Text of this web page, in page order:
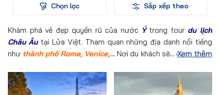
Chọn lọc Sắp xếp theo
Khám phá vẻ đẹp quyến rũ của nước Ýtrong tour du lịch
Châu Âutại Lửa Việt. Tham quan những địa danh nổi tiếng
như thành phố Rome, Venice,… Nơi du khách sẽ được chiêm
sắcvàtrải nghiệm văn hóađậm đà bản sắc. Hãy sẵn sàng
cho những trải nghiệm thú vị và những kỷ niệm khó quên tại
Xem thêm